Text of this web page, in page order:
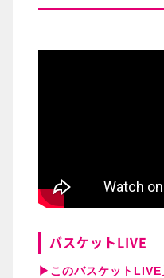
バスケットLIVE
▶このバスケットLIVE